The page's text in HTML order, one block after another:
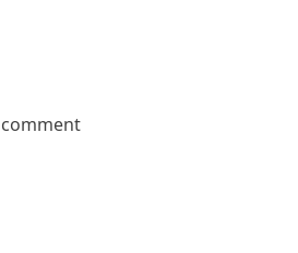
commenton Jak se chovají okna v